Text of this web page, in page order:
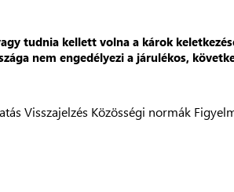
tudnia kellett volna a károk
nem engedélyezi a járulékos,
Visszajelzés Közösségi normák